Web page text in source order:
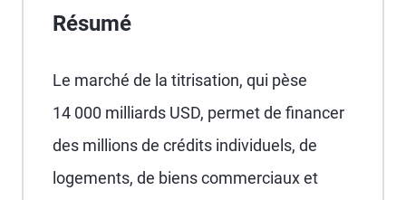
Résumé
Le marché de la titrisation, qui pèse
14 000 milliards USD, permet de financer
des millions de crédits individuels, de
logements, de biens commerciaux et